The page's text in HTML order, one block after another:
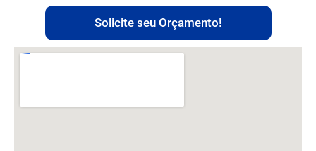
Solicite seu Orçamento!